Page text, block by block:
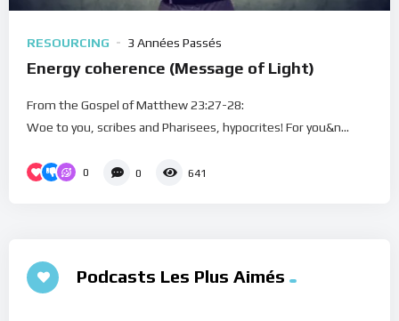
RESOURCING 3 Années Passés
Energy coherence (Message of Light)
From the Gospel of Matthew 23:27-28:
Woe to you, scribes and Pharisees, hypocrites! For you&n...
0 0 641
Podcasts Les Plus Aimés